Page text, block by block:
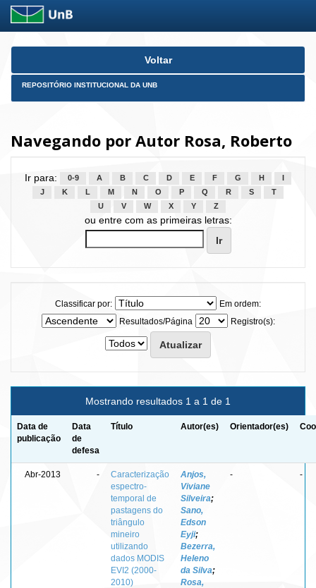
Skip
Voltar
REPOSITÓRIO INSTITUCIONAL DA UNB
Navegando por Autor Rosa, Roberto
Ir para: 0-9 A B C D E F G H
J
K L M N O P Q R S
T
U
V W X Y Z
ou entre com as primeiras letras:
Classificar por:
Em ordem:
Resultados/Página
Registro(s):
Mostrando resultados 1 a 1 de 1
Data de
publicação
Data
de
defesa
Título Autor(es) Orientador(es)
Abr-2013 -
Caracterização
espectro-
temporal de
pastagens do
triângulo
mineiro
utilizando
dados MODIS
EVI2 (2000-
2010)
Anjos,
Viviane
Silveira;
Sano,
Edson
Eyji;
Bezerra,
Heleno
da Silva;
Rosa,
- -